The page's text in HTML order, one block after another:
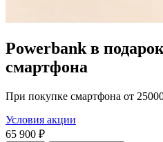
Powerbank в
смартфона
При покупке смартфона от
Условия акции
65 900 ₽